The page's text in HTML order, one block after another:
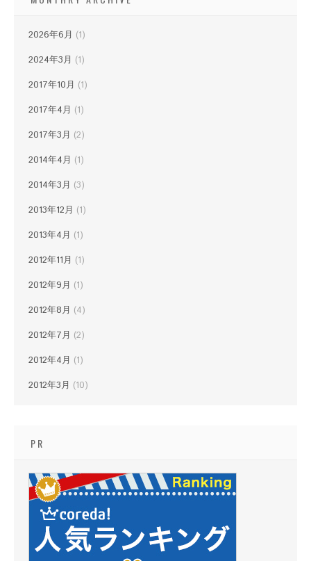
2026年6月 (1)
2024年3月 (1)
2017年10月 (1)
2017年4月 (1)
2017年3月 (2)
2014年4月 (1)
2014年3月 (3)
2013年12月 (1)
2013年4月 (1)
2012年11月 (1)
2012年9月 (1)
2012年8月 (4)
2012年7月 (2)
2012年4月 (1)
2012年3月 (10)
PR